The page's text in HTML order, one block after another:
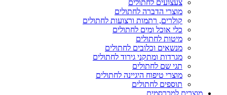
צעצועים לחתולים
מוצרי הדברה לחתולים
קולרים, רתמות ורצועות לחתולים
כלי אוכל ומים לחתולים
מיטות לחתולים
מנשאים וכלובים לחתולים
מגרדות ומתקני גירוד לחתולים
תגי שם לחתולים
מוצרי טיפוח היגיינה לחתולים
תוספים לחתולים